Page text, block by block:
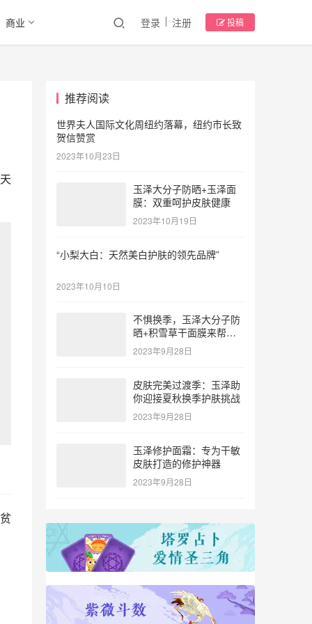
商业 登录 注册 投稿
推荐阅读
世界夫人国际文化周纽约落幕，纽约市长致
贺信赞赏
2023年10月23日
玉泽大分子防晒+玉泽面
膜：双重呵护皮肤健康
2023年10月19日
“小梨大白：天然美白护肤的领先品牌”
2023年10月10日
不惧换季，玉泽大分子防
晒+积雪草干面膜来帮
忙！
2023年9月28日
皮肤完美过渡季：玉泽助
你迎接夏秋换季护肤挑战
2023年9月28日
玉泽修护面霜：专为干敏
皮肤打造的修护神器
2023年9月28日